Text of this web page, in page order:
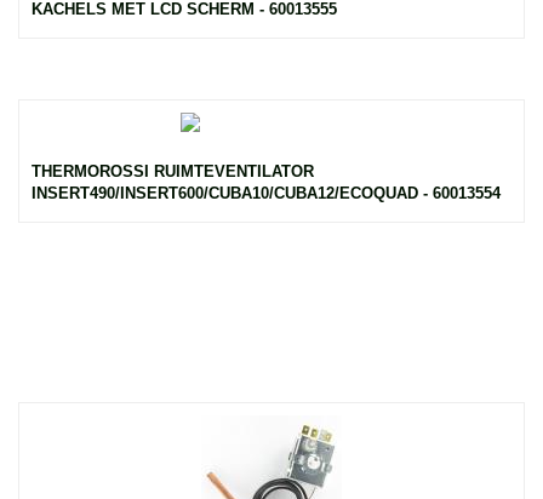
KACHELS MET LCD SCHERM - 60013555
THERMOROSSI RUIMTEVENTILATOR
INSERT490/INSERT600/CUBA10/CUBA12/ECOQUAD - 60013554